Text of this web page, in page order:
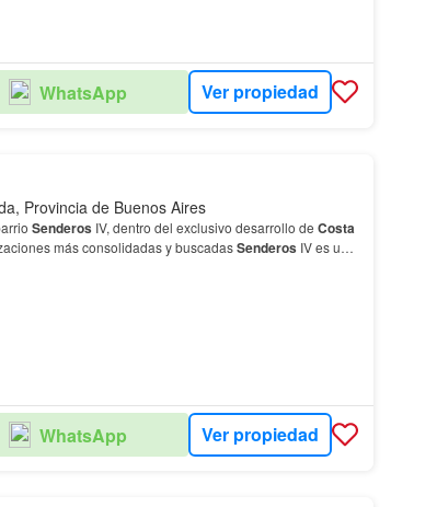
WhatsApp Ver propiedad
Provincia de Buenos Aires
Senderos IV, dentro del exclusivo desarrollo de Costa
más consolidadas y buscadasSenderos IV es uno
WhatsApp Ver propiedad